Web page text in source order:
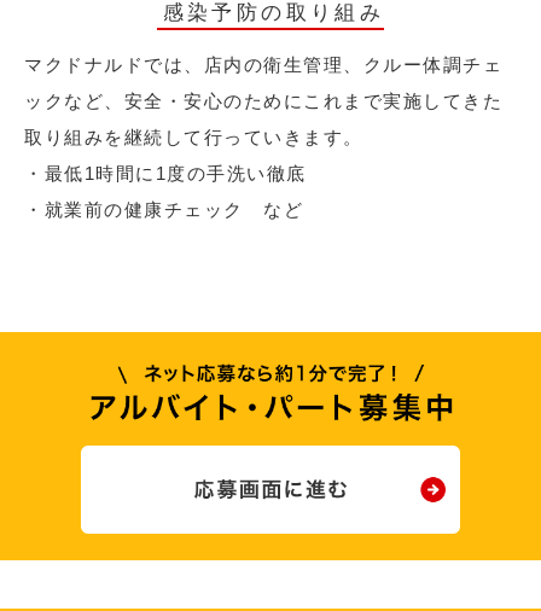
感染予防の取り組み
マクドナルドでは、店内の衛生管理、クルー体調チェ
ックなど、安全・安心のためにこれまで実施してきた
取り組みを継続して行っていきます。
・最低1時間に1度の手洗い徹底
・就業前の健康チェック など